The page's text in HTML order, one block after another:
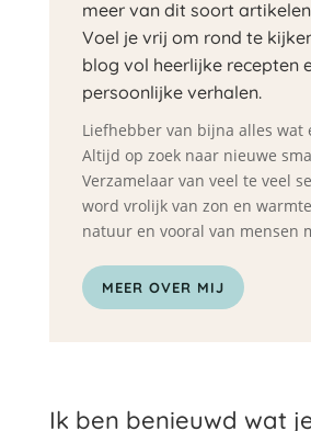
meer van dit soort
Voel je vrij om rond te
blog vol heerlijke recepten
persoonlijke verhalen.
Liefhebber van bijna alles wat
Altijd op zoek naar nieuwe
Verzamelaar van veel te veel
word vrolijk van zon en
natuur en vooral van mensen
MEER OVER MIJ
Ik ben benieuwd wat